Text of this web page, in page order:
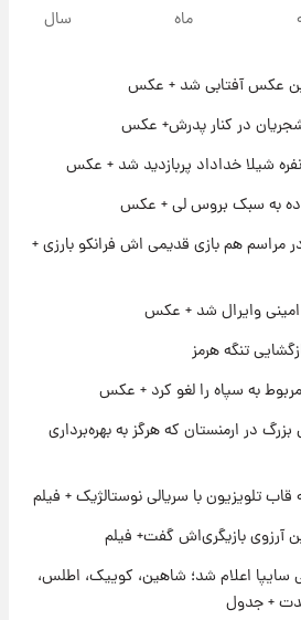
خودرو، مبلغ پیش پرداخت و زمان تحویل |
مشارکت چند درصد است؟
پخش «مرد سه هزار چهره» مشخص شد
استقلال و رامین رضاییان رسما تمام شد +
عکس / خداحافظی صمیمانه آبی ها با رامین!
اختلاف در اینستاگرام؛ تمجید از حردانی به
رضاییان خوش نیامد+عکس
شمسی
ماه سال
این عکس آفتابی شد + عکس
در کنار پدرش+ عکس
به سبک بروس لی + عکس
مراسم هم بازی قدیمی اش فرانکو بارزی +
وایرال شد + عکس
تنگه هرمز
به سپاه را لغو کرد + عکس
در ارمنستان که هرگز به بهره‌برداری
تلویزیون با سریالی نوستالژیک + فیلم
آرزوی بازیگری‌اش گفت+ فیلم
سایپا اعلام شد؛ شاهین، کوییک، اطلس،
+ جدول